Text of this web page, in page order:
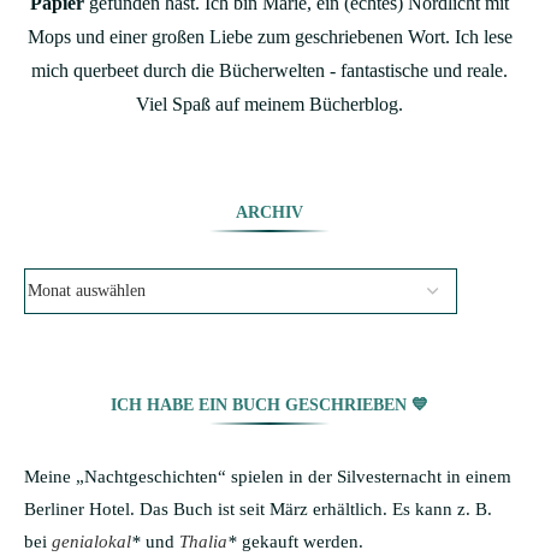
Mops und einer großen Liebe zum geschriebenen Wort. Ich lese
mich querbeet durch die Bücherwelten - fantastische und reale.
Viel Spaß auf meinem Bücherblog.
ARCHIV
ICH HABE EIN BUCH GESCHRIEBEN 💙
Meine „Nachtgeschichten“ spielen in der Silvesternacht in einem
Berliner Hotel. Das Buch ist seit März erhältlich. Es kann z. B.
bei genialokal* und Thalia* gekauft werden.